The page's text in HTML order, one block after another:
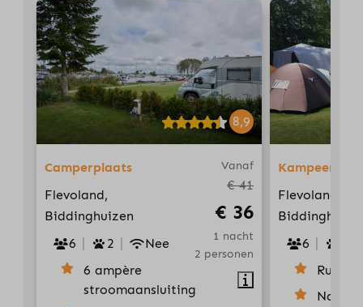
8,9
Vanaf
€ 41
€ 36
1 nacht
2 personen
Camperplaats
Flevoland,
Biddinghuizen
6
2
Nee
6 ampère
stroomaansluiting
Flevoland,
6
Ruime
Nabij